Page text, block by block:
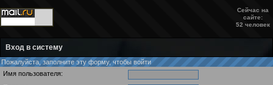
Сейчас на
сайте:
52 человек
Вход в систему
Пожалуйста, заполните эту форму, чтобы войти
Имя пользователя: